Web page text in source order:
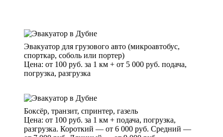
Эвакуатор для грузового авто (микроавтобус,
спорткар, соболь или портер)
Цена: от 100 руб. за 1 км + от 5 000 руб. подача,
погрузка, разгрузка
Боксёр, транзит, спринтер, газель
Цена: от 100 руб. за 1 км + подача, погрузка,
разгрузка. Короткий — от 6 000 руб. Средний —